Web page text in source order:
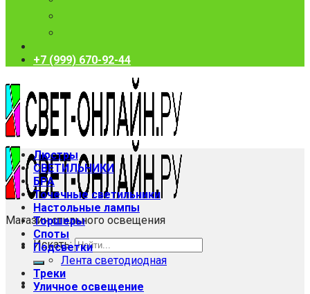
+7 (999) 670-92-44
Магазин стильного освещения
Искать:
Люстры
СВЕТИЛЬНИКИ
БРА
Точечные светильники
Настольные лампы
Торшеры
Споты
Подсветки
Лента светодиодная
Треки
Уличное освещение